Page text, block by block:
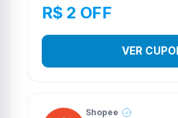
R$ 2 OFF
VER
Shopee